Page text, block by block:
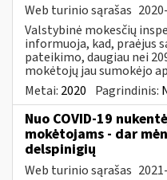
Web turinio sąrašas
Valstybinė mokesčių
informuoja, kad, praėjus
pateikimo, daugiau nei
mokėtojų jau sumokėjo
Metai: 2020 Pagrindinis:
Nuo COVID-19
mokėtojams - dar
delspinigių
Web turinio sąrašas